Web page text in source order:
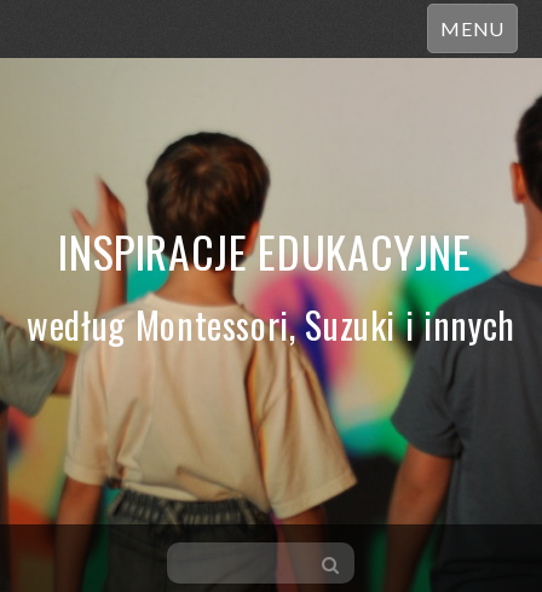
MENU
INSPIRACJE EDUKACYJNE
według Montessori, Suzuki i innych